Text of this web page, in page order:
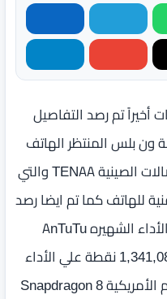
أخيراً تم رصد التفاصيل
ون بلس المنتظر الهاتف
الرائد OnePlus 11 علي لجنة الأتصالات الصينية TENAA والتي
للهاتف كما تم ايضا رصد
الهاتف منذ أيام علي منصة تقيم الأداء الشهيره AnTuTu
ويحمل رمز PBH110 حيث حقق 1,341,080 نقطة علي الأداء
علي أحدث معالجات شركة كوالكم الأمريكية Snapdragon 8